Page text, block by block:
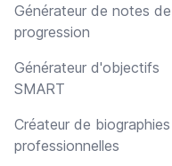
Générateur de notes de
progression
Générateur d'objectifs
SMART
Créateur de biographies
professionnelles